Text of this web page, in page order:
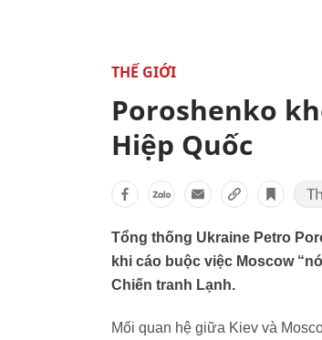
THẾ GIỚI
Poroshenko
Hiệp Quốc
Tổng thống Ukraine Petro
khi cáo buộc việc Moscow
Chiến tranh Lạnh.
Mối quan hệ giữa Kiev và